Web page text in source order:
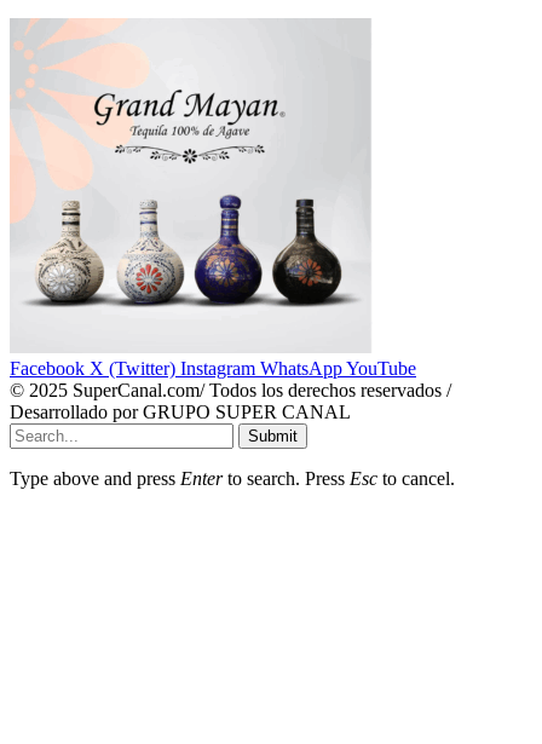
Facebook X (Twitter) Instagram WhatsAppYouTube
© 2025 SuperCanal.com/ Todos los derechos reservados /
Desarrollado por GRUPO SUPER CANAL
Submit
Type above and press Enterto search. Press Esc to cancel.